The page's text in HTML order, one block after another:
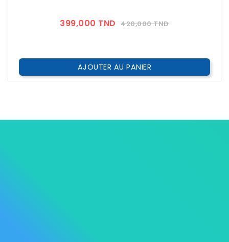
399,000 TND Prix
420,000 TNDPrix
AJOUTER AU PANIER